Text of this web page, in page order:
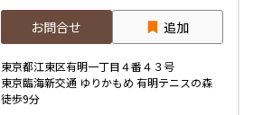
お問合せ 追加
東京都江東区有明一丁目４番４３号
東京臨海新交通 ゆりかもめ 有明テニスの森
徒歩9分